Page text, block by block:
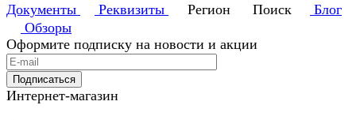
Документы Реквизиты Регион Поиск
Блог
Обзоры
Оформите подписку на новости и акции
Подписаться
Интернет-магазин